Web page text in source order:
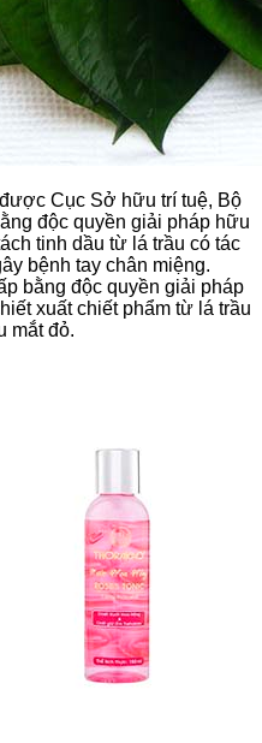
Cục Sở hữu trí tuệ, Bộ
độc quyền giải pháp hữu
tinh dầu từ lá trầu có tác
bệnh tay chân miệng.
bằng độc quyền giải pháp
xuất chiết phẩm từ lá trầu
mắt đỏ.